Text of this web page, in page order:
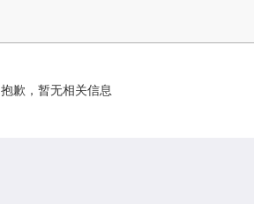
抱歉，暂无相关信息